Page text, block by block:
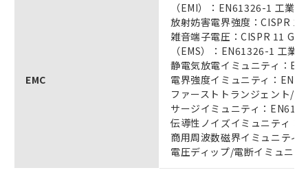
EMC
（EMI）：EN61326-1 工業
放射妨害電界強度：CISPR
雑音端子電圧：CISPR 11
（EMS）：EN61326-1 工業
静電気放電イミュニティ：
電界強度イミュニティ：
ファーストトランジェント/
サージイミュニティ：
伝導性ノイズイミュニティ
商用周波数磁界イミュニテ
電圧ディップ/電断イミュニ